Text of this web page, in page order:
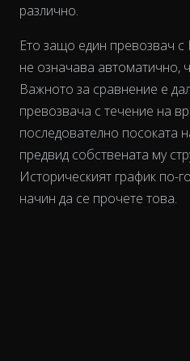
различно.
Ето защо един превозвач с
не означава автоматично,
Важното за сравнение е
превозвача с течение на
последователно посоката
предвид собствената му
Историческият график по-
начин да се прочете това.